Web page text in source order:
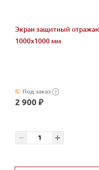
Экран защитный
1000х1000 мм
Под заказ ?
2 900 ₽